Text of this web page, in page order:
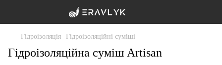
Гідроізоляція Гідроізоляційні суміші
Гідроізоляційна суміш Artisan